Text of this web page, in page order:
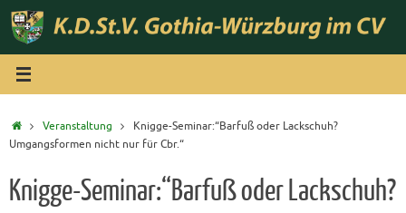
Zum
Inhalt
springen
StartVeranstaltung
Knigge-Seminar:“Barfuß oder Lackschuh?
Umgangsformen nicht nur für Cbr.“
Knigge-Seminar:“Barfuß oder Lackschuh?